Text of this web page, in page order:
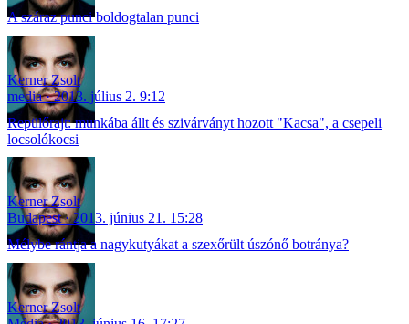
A száraz punci boldogtalan punci
Kerner Zsolt
media
2013. július 2. 9:12
Repülőrajt: munkába állt és szivárványt hozott "Kacsa", a csepeli
locsolókocsi
Kerner Zsolt
Budapest
2013. június 21. 15:28
Mélybe rántja a nagykutyákat a szexőrült úszónő botránya?
Kerner Zsolt